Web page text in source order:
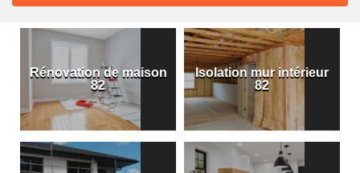
Rénovation de maison
82
Isolation mur intérieur
82